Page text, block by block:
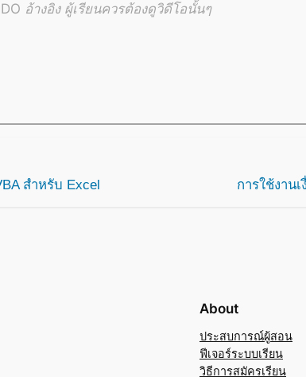
อ้างอิง ผู้เรียนควรต้องดูวิดีโอนั้นๆ
สำหรับ Excel การใช้งาน
About
ประสบการณ์ผู้สอน
ฟีเจอร์ระบบเรียน
วิธีการสมัครเรียน